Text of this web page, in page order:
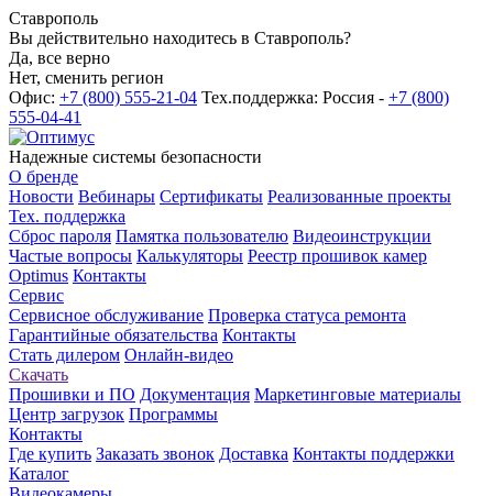
Ставрополь
Вы действительно находитесь в Ставрополь?
Да, все верно
Нет, сменить регион
Офис: +7 (800) 555-21-04 Тех.поддержка: Россия - +7 (800)
555-04-41
Надежные системы безопасности
О бренде
Новости Вебинары Сертификаты Реализованные проекты
Тех. поддержка
Сброс пароля Памятка пользователю Видеоинструкции
Частые вопросы Калькуляторы Реестр прошивок камер
Optimus Контакты
Сервис
Сервисное обслуживание Проверка статуса ремонта
Гарантийные обязательства Контакты
Стать дилером Онлайн-видео
Скачать
Прошивки и ПО Документация Маркетинговые материалы
Центр загрузок Программы
Контакты
Где купить Заказать звонок Доставка Контакты поддержки
Каталог